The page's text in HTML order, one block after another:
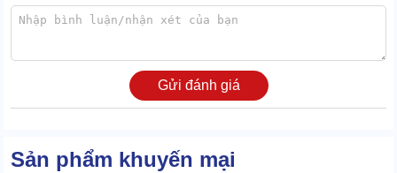
Gửi đánh giá
Sản phẩm khuyến mại